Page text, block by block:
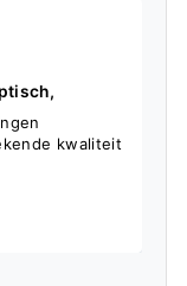
kwaliteit